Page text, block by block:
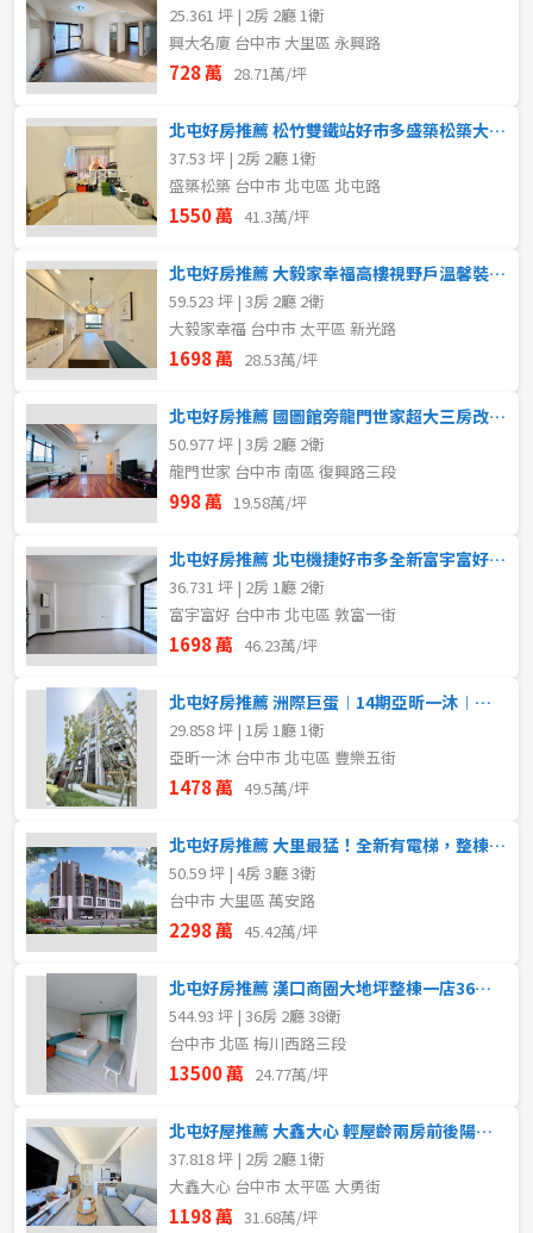
25.361 坪 | 2房 2廳 1衛
興大名廈 台中市 大里區 永興路
728 萬 28.71萬/坪
北屯好房推薦 松竹雙鐵站好市多盛築松築大兩房平車
37.53 坪 | 2房 2廳 1衛
盛築松築 台中市 北屯區 北屯路
1550 萬 41.3萬/坪
北屯好房推薦 大毅家幸福高樓視野戶溫馨裝潢美三房雙平車
59.523 坪 | 3房 2廳 2衛
大毅家幸福 台中市 太平區 新光路
1698 萬 28.53萬/坪
北屯好房推薦 國圖館旁龍門世家超大三房改套聖品
50.977 坪 | 3房 2廳 2衛
龍門世家 台中市 南區 復興路三段
998 萬 19.58萬/坪
北屯好房推薦 北屯機捷好市多全新富宇富好兩房平車
36.731 坪 | 2房 1廳 2衛
富宇富好 台中市 北屯區 敦富一街
1698 萬 46.23萬/坪
北屯好房推薦 洲際巨蛋︱14期亞昕一沐︱小豪宅配平車
29.858 坪 | 1房 1廳 1衛
亞昕一沐 台中市 北屯區 豐樂五街
1478 萬 49.5萬/坪
北屯好房推薦 大里最猛！全新有電梯，整棟四樓車庫豪墅
50.59 坪 | 4房 3廳 3衛
台中市 大里區 萬安路
2298 萬 45.42萬/坪
北屯好房推薦 漢口商圈大地坪整棟一店36套單一承租方
544.93 坪 | 36房 2廳 38衛
台中市 北區 梅川西路三段
13500 萬 24.77萬/坪
北屯好屋推薦 大鑫大心 輕屋齡兩房前後陽台配平車
37.818 坪 | 2房 2廳 1衛
大鑫大心 台中市 太平區 大勇街
1198 萬 31.68萬/坪